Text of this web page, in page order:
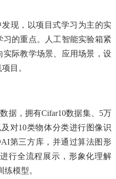
现，以项目式学习为主的实
的重点。人工智能实验箱紧
际教学场景、应用场景，设
目。
据，拥有Cifar10数据集、5万
对10类物体分类进行图像识
第三方库，并通过算法图形
行全流程展示，形象化理解
模型。